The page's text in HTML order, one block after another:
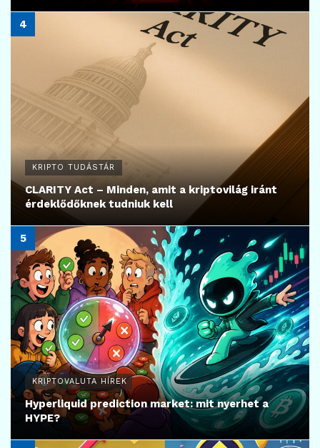
KRIPTO TUDÁSTÁR
CLARITY Act – Minden, amit a kriptovilág iránt
érdeklődőknek tudniuk kell
KRIPTOVALUTA HÍREK
Hyperliquid prediction market: mit nyerhet a
HYPE?